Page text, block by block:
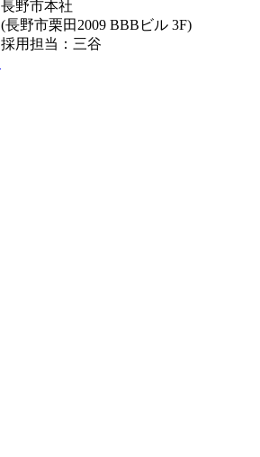
長野市本社
(長野市栗田2009 BBBビル 3F)
採用担当：三谷